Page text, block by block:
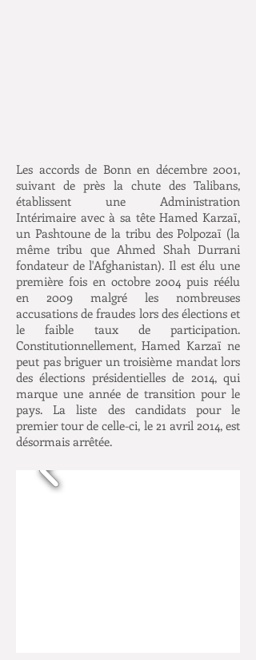
Les accords de Bonn en décembre 2001,
suivant de près la chute des Talibans,
établissent une Administration
Intérimaire avec à sa tête Hamed Karzaï,
un Pashtoune de la tribu des Polpozaï (la
même tribu que Ahmed Shah Durrani
fondateur de l'Afghanistan). Il est élu une
première fois en octobre 2004 puis réélu
en 2009 malgré les nombreuses
accusations de fraudes lors des élections et
le faible taux de participation.
Constitutionnellement, Hamed Karzaï ne
peut pas briguer un troisième mandat lors
des élections présidentielles de 2014, qui
marque une année de transition pour le
pays. La liste des candidats pour le
premier tour de celle-ci, le 21 avril 2014, est
désormais arrêtée.